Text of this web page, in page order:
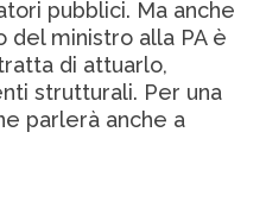
pubblici. Ma anche
del ministro alla PA è
di attuarlo,
strutturali. Per una
parlerà anche a